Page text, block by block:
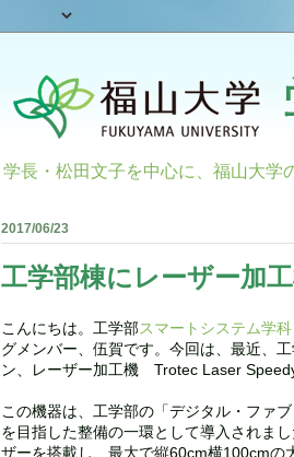
学長・松田文子を中心に、福山大学
2017/06/23
工学部棟にレーザー加工
こんにちは。工学部スマートシステム学科
グメンバー、伍賀です。今回は、最近、
ン、レーザー加工機 Trotec Laser
この機器は、工学部の「デジタル・ファ
を目指した整備の一環として導入されま
ザーを搭載し、最大で縦60cm横100cmの